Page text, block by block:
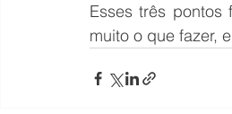
Esses três pontos
muito o que fazer,